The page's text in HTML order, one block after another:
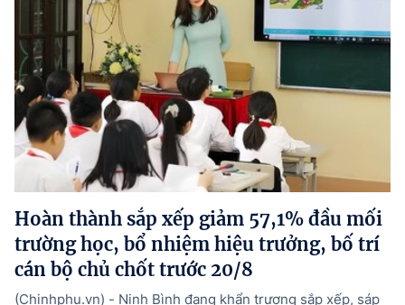
Hoàn thành sắp xếp giảm 57,1% đầu mối
trường học, bổ nhiệm hiệu trưởng, bố trí
cán bộ chủ chốt trước 20/8
(Chinhphu.vn) - Ninh Bình đang khẩn trương sắp xếp, sáp